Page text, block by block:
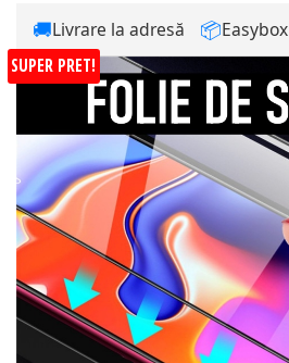
🚚Livrare la adresă 📦Easybox
SUPER PRET!